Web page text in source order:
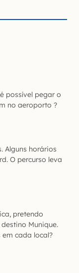
possível pegar o
no aeroporto ?
Alguns horários
O percurso leva
pretendo
Munique.
cada local?